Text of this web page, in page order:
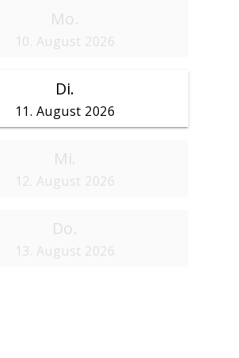
Mo.
10. August 2026
Di.
11. August 2026
Mi.
12. August 2026
Do.
13. August 2026